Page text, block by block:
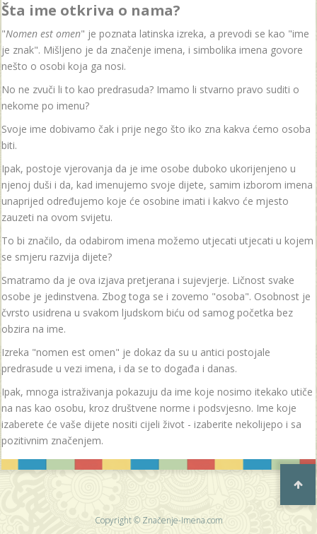
Šta ime otkriva o nama?
"Nomen est omen" je poznata latinska izreka, a prevodi se kao "ime
je znak". Mišljeno je da značenje imena, i simbolika imena govore
nešto o osobi koja ga nosi.
No ne zvuči li to kao predrasuda? Imamo li stvarno pravo suditi o
nekome po imenu?
Svoje ime dobivamo čak i prije nego što iko zna kakva ćemo osoba
biti.
Ipak, postoje vjerovanja da je ime osobe duboko ukorijenjeno u
njenoj duši i da, kad imenujemo svoje dijete, samim izborom imena
unaprijed određujemo koje će osobine imati i kakvo će mjesto
zauzeti na ovom svijetu.
To bi značilo, da odabirom imena možemo utjecati utjecati u kojem
se smjeru razvija dijete?
Smatramo da je ova izjava pretjerana i sujevjerje. Ličnost svake
osobe je jedinstvena. Zbog toga se i zovemo "osoba". Osobnost je
čvrsto usidrena u svakom ljudskom biću od samog početka bez
obzira na ime.
Izreka "nomen est omen" je dokaz da su u antici postojale
predrasude u vezi imena, i da se to događa i danas.
Ipak, mnoga istraživanja pokazuju da ime koje nosimo itekako utiče
na nas kao osobu, kroz društvene norme i podsvjesno. Ime koje
izaberete će vaše dijete nositi cijeli život - izaberite nekolijepo i sa
pozitivnim značenjem.
Copyright © Značenje-Imena.com